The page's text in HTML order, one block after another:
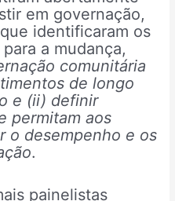
em governação,
identificaram os
a mudança,
comunitária
de longo
e (ii) definir
permitam aos
o desempenho e os
.
painelistas